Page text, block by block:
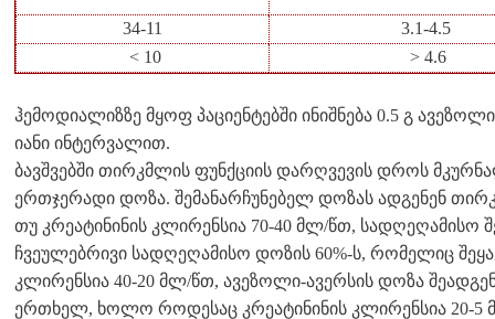
34-11
3.1-4.5
< 10
> 4.6
ჰემოდიალიზზე მყოფ პაციენტებში ინიშნება 0.5 გ
იანი ინტერვალით.
ბავშვებში თირკმლის ფუნქციის დარღვევის დროს
ერთჯერადი დოზა. შემანარჩუნებელ დოზას ადგენენ
თუ კრეატინინის კლირენსია 70-40 მლ/წთ, სადღეღამისო
ჩვეულებრივი სადღეღამისო დოზის 60%-ს, რომელიც
კლირენსია 40-20 მლ/წთ, ავეზოლი-ავერსის დოზა
ერთხელ, ხოლო როდესაც კრეატინინის კლირენსია 20-5